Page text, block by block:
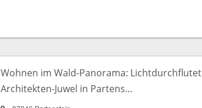
Wohnen im Wald-Panorama:
Architekten-Juwel in Partens...